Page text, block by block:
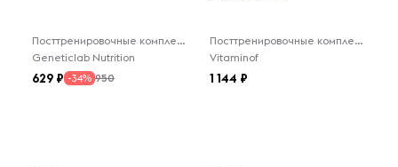
Посттренировочные комплексы
Geneticlab Nutrition
629 -34% 950
Посттренировочные комплексы
Vitaminof
1 144